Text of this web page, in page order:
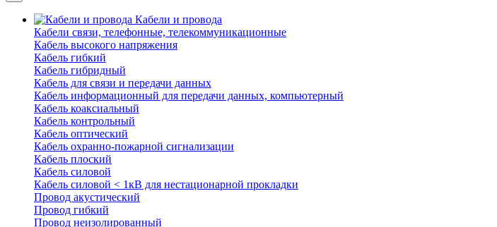
Кабели и провода
Кабели связи, телефонные, телекоммуникационные
Кабель высокого напряжения
Кабель гибкий
Кабель гибридный
Кабель для связи и передачи данных
Кабель информационный для передачи данных, компьютерный
Кабель коаксиальный
Кабель контрольный
Кабель оптический
Кабель охранно-пожарной сигнализации
Кабель плоский
Кабель силовой
Кабель силовой < 1кВ для нестационарной прокладки
Провод акустический
Провод гибкий
Провод неизолированный